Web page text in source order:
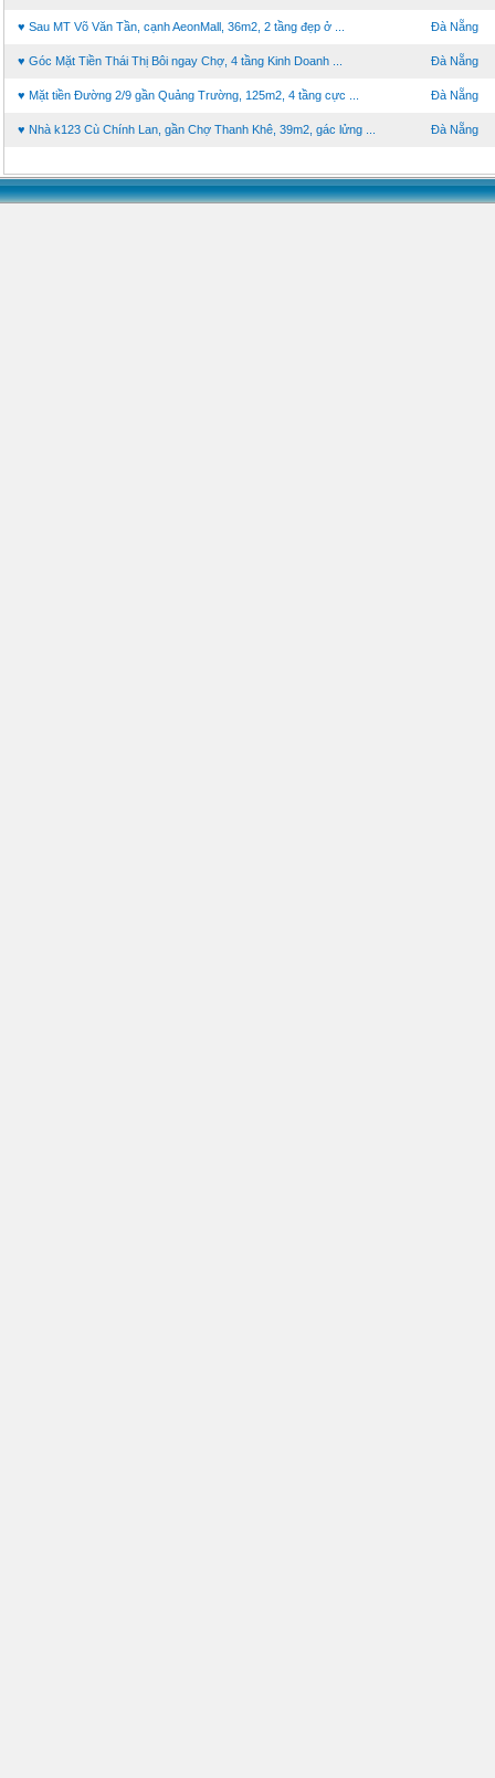
♥ Sau MT Võ Văn Tần, cạnh AeonMall, 36m2, 2 tầng đẹp ở ... Đà Nẵng
♥ Góc Mặt Tiền Thái Thị Bôi ngay Chợ, 4 tầng Kinh Doanh ... Đà Nẵng
♥ Mặt tiền Đường 2/9 gần Quảng Trường, 125m2, 4 tầng cực ... Đà Nẵng
♥ Nhà k123 Cù Chính Lan, gần Chợ Thanh Khê, 39m2, gác lửng ... Đà Nẵng